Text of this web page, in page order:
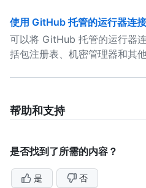
使用 GitHub 托管的运行器连
可以将 GitHub 托管的运行器
括包注册表、机密管理器和其他
帮助和支持
是否找到了所需的内容？
是 否